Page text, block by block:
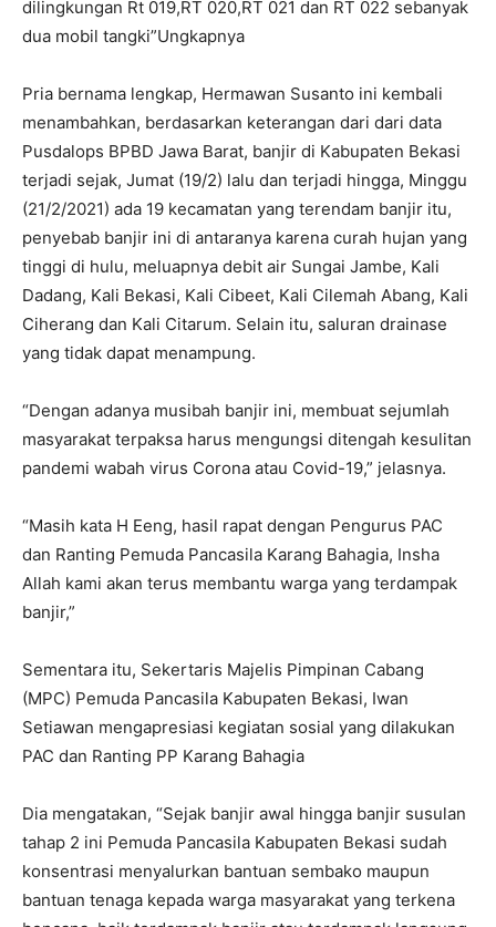
dilingkungan Rt 019,RT 020,RT 021 dan RT 022 sebanyak
dua mobil tangki”Ungkapnya
Pria bernama lengkap, Hermawan Susanto ini kembali
menambahkan, berdasarkan keterangan dari dari data
Pusdalops BPBD Jawa Barat, banjir di Kabupaten Bekasi
terjadi sejak, Jumat (19/2) lalu dan terjadi hingga, Minggu
(21/2/2021) ada 19 kecamatan yang terendam banjir itu,
penyebab banjir ini di antaranya karena curah hujan yang
tinggi di hulu, meluapnya debit air Sungai Jambe, Kali
Dadang, Kali Bekasi, Kali Cibeet, Kali Cilemah Abang, Kali
Ciherang dan Kali Citarum. Selain itu, saluran drainase
yang tidak dapat menampung.
“Dengan adanya musibah banjir ini, membuat sejumlah
masyarakat terpaksa harus mengungsi ditengah kesulitan
pandemi wabah virus Corona atau Covid-19,” jelasnya.
“Masih kata H Eeng, hasil rapat dengan Pengurus PAC
dan Ranting Pemuda Pancasila Karang Bahagia, Insha
Allah kami akan terus membantu warga yang terdampak
banjir,”
Sementara itu, Sekertaris Majelis Pimpinan Cabang
(MPC) Pemuda Pancasila Kabupaten Bekasi, Iwan
Setiawan mengapresiasi kegiatan sosial yang dilakukan
PAC dan Ranting PP Karang Bahagia
Dia mengatakan, “Sejak banjir awal hingga banjir susulan
tahap 2 ini Pemuda Pancasila Kabupaten Bekasi sudah
konsentrasi menyalurkan bantuan sembako maupun
bantuan tenaga kepada warga masyarakat yang terkena